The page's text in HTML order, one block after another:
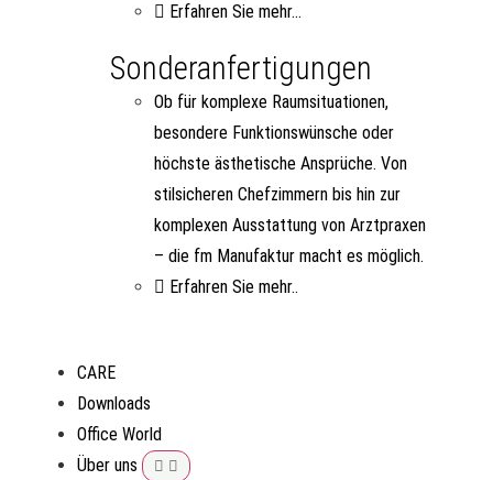
Erfahren Sie mehr...
Sonderanfertigungen
Ob für komplexe Raumsituationen,
besondere Funktionswünsche oder
höchste ästhetische Ansprüche. Von
stilsicheren Chefzimmern bis hin zur
komplexen Ausstattung von Arztpraxen
– die fm Manufaktur macht es möglich.
Erfahren Sie mehr..
CARE
Downloads
Office World
Über uns